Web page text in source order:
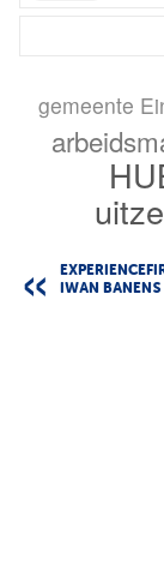
gemeente
IWAN BANENS